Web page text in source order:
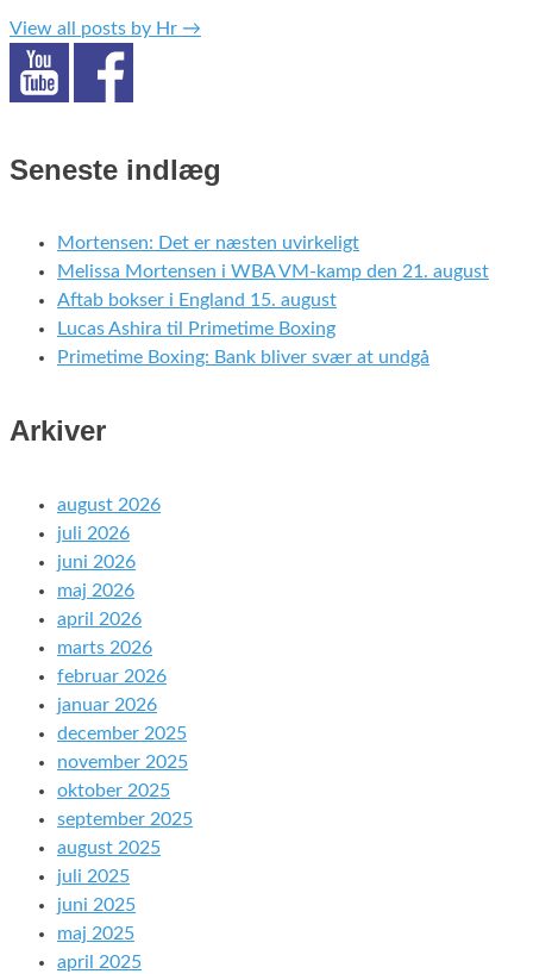
View all posts by Hr →
Seneste indlæg
Mortensen: Det er næsten uvirkeligt
Melissa Mortensen i WBA VM-kamp den 21. august
Aftab bokser i England 15. august
Lucas Ashira til Primetime Boxing
Primetime Boxing: Bank bliver svær at undgå
Arkiver
august 2026
juli 2026
juni 2026
maj 2026
april 2026
marts 2026
februar 2026
januar 2026
december 2025
november 2025
oktober 2025
september 2025
august 2025
juli 2025
juni 2025
maj 2025
april 2025